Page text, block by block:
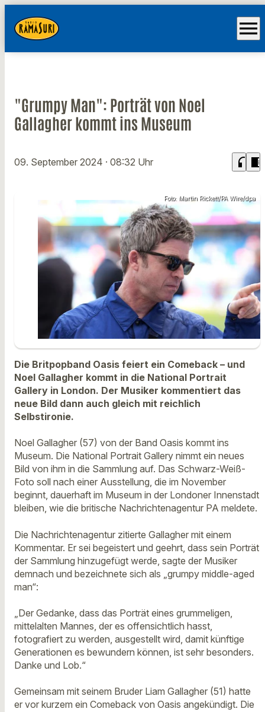
menu
"Grumpy Man": Porträt von Noel
Gallagher kommt ins Museum
09. September 2024 · 08:32 Uhr headphones chrome_reader_mode
Foto: Martin Rickett/PA Wire/dpa
Die Britpopband Oasis feiert ein Comeback – und
Noel Gallagher kommt in die National Portrait
Gallery in London. Der Musiker kommentiert das
neue Bild dann auch gleich mit reichlich
Selbstironie.
Noel Gallagher (57) von der Band Oasis kommt ins
Museum. Die National Portrait Gallery nimmt ein neues
Bild von ihm in die Sammlung auf. Das Schwarz-Weiß-
Foto soll nach einer Ausstellung, die im November
beginnt, dauerhaft im Museum in der Londoner Innenstadt
bleiben, wie die britische Nachrichtenagentur PA meldete.
Die Nachrichtenagentur zitierte Gallagher mit einem
Kommentar. Er sei begeistert und geehrt, dass sein Porträt
der Sammlung hinzugefügt werde, sagte der Musiker
demnach und bezeichnete sich als „grumpy middle-aged
man“:
„Der Gedanke, dass das Porträt eines grummeligen,
mittelalten Mannes, der es offensichtlich hasst,
fotografiert zu werden, ausgestellt wird, damit künftige
Generationen es bewundern können, ist sehr besonders.
Danke und Lob.“
Gemeinsam mit seinem Bruder Liam Gallagher (51) hatte
er vor kurzem ein Comeback von Oasis angekündigt. Die